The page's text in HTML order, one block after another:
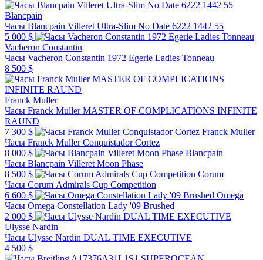
Blancpain
Часы Blancpain Villeret Ultra-Slim No Date 6222 1442 55
5 000 $
Vacheron Constantin
Часы Vacheron Constantin 1972 Egerie Ladies Tonneau
8 500 $
Franck Muller
Часы Franck Muller MASTER OF COMPLICATIONS INFINITE
RAUND
7 300 $
Franck Muller
Часы Franck Muller Conquistador Cortez
8 000 $
Blancpain
Часы Blancpain Villeret Moon Phase
8 500 $
Corum
Часы Corum Admirals Cup Competition
6 600 $
Omega
Часы Omega Constellation Lady '09 Brushed
2 000 $
Ulysse Nardin
Часы Ulysse Nardin DUAL TIME EXECUTIVE
4 500 $